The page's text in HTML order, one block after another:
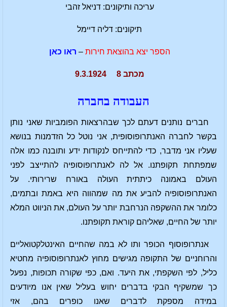
עריכה ותיקונים: דניאל זהבי
תיקונים: דליה דיימל
הספר יצא בהוצאת חירות – ראו כאן
מכתב 8 9.3.1924
העבודה בחברה
חברים נותנים דעתם לכך שבהרצאות הפומביות שאני נותן
בקשר לחברה האנתרופוסופית, אני נוטל כל הזדמנות בנושא
שעליו אני מדבר, כדי להתייחס לנקודות ידע ותובנה כמו אלה
שמפתחת תקופתנו. אל לה לאנתרופוסופיה להתייצב לפני
העולם באמונה כיתתית העולה באורח שרירותי. על
האנתרופוסופיה להביע את מה שמהווה היא באמת ובתמים,
כלומר את ההשקפה הנרחבת יותר על העולם, את הניווט המלא
יותר של החיים, שאליהם קוראת תקופתנו.
אנתרופוסוף הכופר ותו לא במה שהחיים האינטלקטואליים
והרוחניים של התקופה מגישים מחוץ לאנתרופוסופיה מחטיא
כליל, לפי השקפתי, את היעד. ואם, כפי שקורה תכופות, נפעל
כך שמשקיף הבקי בדברים יחוש בעליל שאין אנו מיודעים
במידה מספקת לדברים שאנו כופרים בהם, אזי